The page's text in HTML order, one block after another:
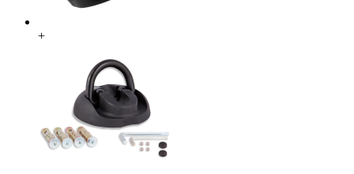
+